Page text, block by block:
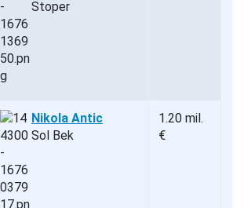
Stoper
Nikola Antic
Sol Bek
1.20 mil.
€